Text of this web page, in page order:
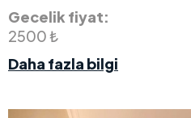
Gecelik fiyat:
2500 ₺
Daha fazla bilgi